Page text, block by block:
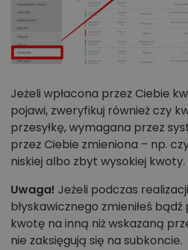
Jeżeli wpłacona przez Ciebie
pojawi, zweryfikuj również czy
przesyłkę, wymagana przez
przez Ciebie zmieniona – np.
niskiej albo zbyt wysokiej kwoty.
Uwaga! Jeżeli podczas
błyskawicznego zmieniłeś bądź
kwotę na inną niż wskazaną
nie zaksięgują się na subkoncie.